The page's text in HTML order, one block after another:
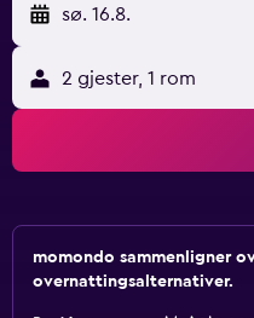
sø. 16.8.
2 gjester, 1 rom
momondo sammenligner
overnattingsalternativer.